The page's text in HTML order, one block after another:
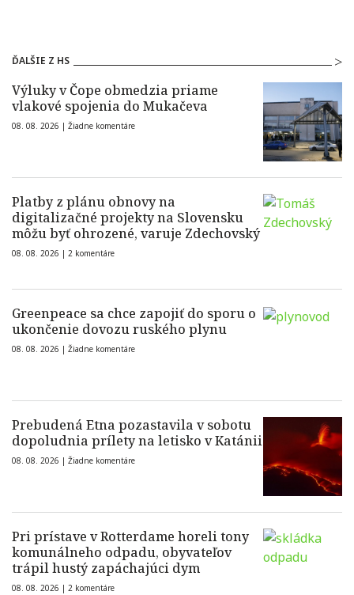
ĎALŠIE Z HS
Výluky v Čope obmedzia priame
vlakové spojenia do Mukačeva
08. 08. 2026 | Žiadne komentáre
Platby z plánu obnovy na
digitalizačné projekty na Slovensku
môžu byť ohrozené, varuje Zdechovský
08. 08. 2026 | 2 komentáre
Greenpeace sa chce zapojiť do sporu o
ukončenie dovozu ruského plynu
08. 08. 2026 | Žiadne komentáre
Prebudená Etna pozastavila v sobotu
dopoludnia prílety na letisko v Katánii
08. 08. 2026 | Žiadne komentáre
Pri prístave v Rotterdame horeli tony
komunálneho odpadu, obyvateľov
trápil hustý zapáchajúci dym
08. 08. 2026 | 2 komentáre